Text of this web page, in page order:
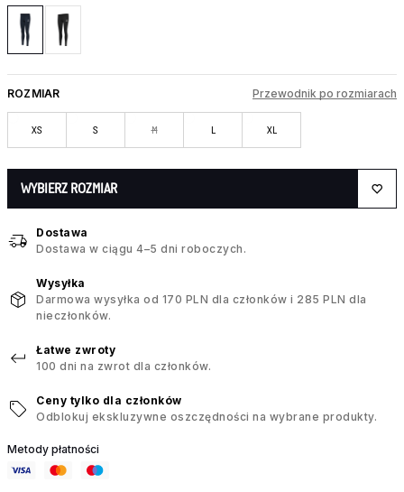
ROZMIAR Przewodnik po rozmiarach
XS S M L XL
WYBIERZ ROZMIAR
Dostawa
Dostawa w ciągu 4–5 dni roboczych.
Wysyłka
Darmowa wysyłka od 170 PLN dla członków i 285 PLN dla
nieczłonków.
Łatwe zwroty
100 dni na zwrot dla członków.
Ceny tylko dla członków
Odblokuj ekskluzywne oszczędności na wybrane produkty.
Metody płatności